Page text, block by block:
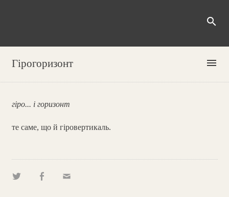
search
Гірогоризонт menu
гіро... і горизонт
те саме, що й гіровертикаль.